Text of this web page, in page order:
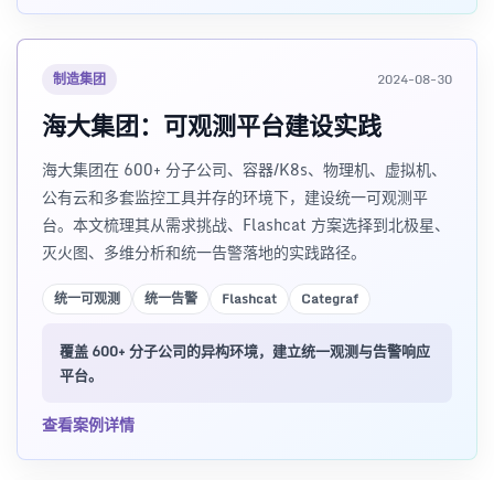
制造集团 2024-08-30
海大集团：可观测平台建设实践
海大集团在 600+ 分子公司、容器/K8s、物理机、虚拟机、
公有云和多套监控工具并存的环境下，建设统一可观测平
台。本文梳理其从需求挑战、Flashcat 方案选择到北极星、
灭火图、多维分析和统一告警落地的实践路径。
统一可观测 统一告警 Flashcat Categraf
覆盖 600+ 分子公司的异构环境，建立统一观测与告警响应
平台。
查看案例详情